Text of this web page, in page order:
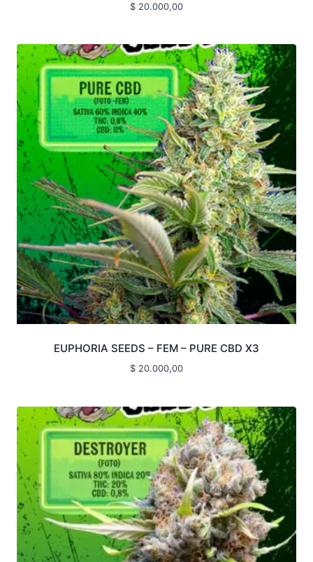
$ 20.000,00
EUPHORIA SEEDS – FEM – PURE CBD X3
$ 20.000,00